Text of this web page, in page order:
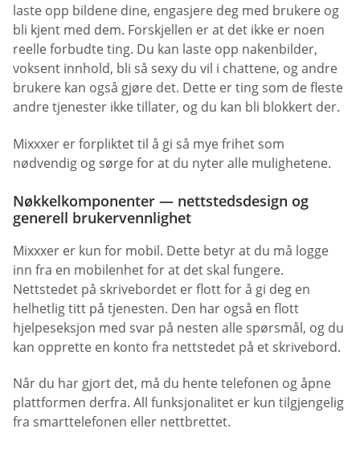
laste opp bildene dine, engasjere deg med brukere og
bli kjent med dem. Forskjellen er at det ikke er noen
reelle forbudte ting. Du kan laste opp nakenbilder,
voksent innhold, bli så sexy du vil i chattene, og andre
brukere kan også gjøre det. Dette er ting som de fleste
andre tjenester ikke tillater, og du kan bli blokkert der.
Mixxxer er forpliktet til å gi så mye frihet som
nødvendig og sørge for at du nyter alle mulighetene.
Nøkkelkomponenter — nettstedsdesign og
generell brukervennlighet
Mixxxer er kun for mobil. Dette betyr at du må logge
inn fra en mobilenhet for at det skal fungere.
Nettstedet på skrivebordet er flott for å gi deg en
helhetlig titt på tjenesten. Den har også en flott
hjelpeseksjon med svar på nesten alle spørsmål, og du
kan opprette en konto fra nettstedet på et skrivebord.
Når du har gjort det, må du hente telefonen og åpne
plattformen derfra. All funksjonalitet er kun tilgjengelig
fra smarttelefonen eller nettbrettet.